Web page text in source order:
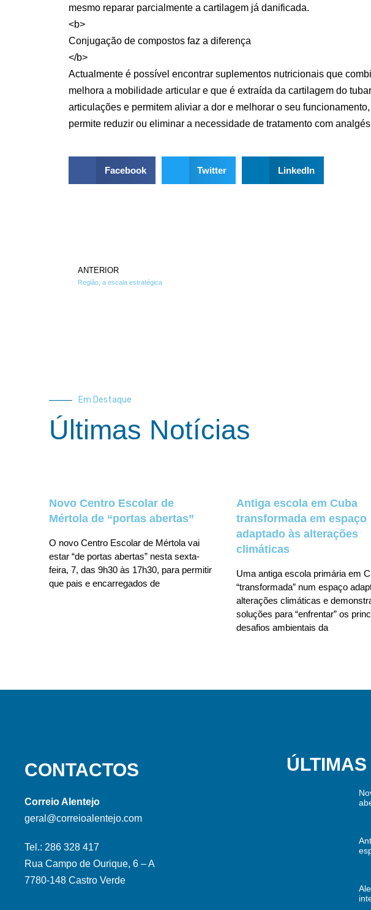
mesmo reparar parcialmente a cartilagem já danificada.
<b>
Conjugação de compostos faz a diferença
</b>
Actualmente é possível encontrar suplementos nutricionais que
melhora a mobilidade articular e que é extraída da cartilagem do
articulações e permitem aliviar a dor e melhorar o seu
permite reduzir ou eliminar a necessidade de tratamento com
Facebook Twitter LinkedIn
ANTERIOR
Região, a escala estratégica
Em Destaque
Últimas Notícias
Novo Centro Escolar de
Mértola de “portas abertas”
O novo Centro Escolar de Mértola vai
estar “de portas abertas” nesta sexta-
feira, 7, das 9h30 às 17h30, para permitir
que pais e encarregados de
Antiga escola em Cuba
transformada em espaço
adaptado às alterações
climáticas
Uma antiga escola primária em
“transformada” num espaço
alterações climáticas e
soluções para “enfrentar” os
desafios ambientais da
CONTACTOS
Correio Alentejo
geral@correioalentejo.com
Tel.: 286 328 417
Rua Campo de Ourique, 6 – A
7780-148 Castro Verde